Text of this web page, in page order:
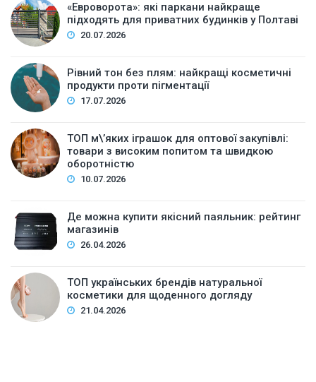
«Евроворота»: які паркани найкраще
підходять для приватних будинків у Полтаві
20.07.2026
Рівний тон без плям: найкращі косметичні
продукти проти пігментації
17.07.2026
ТОП м\’яких іграшок для оптової закупівлі:
товари з високим попитом та швидкою
оборотністю
10.07.2026
Де можна купити якісний паяльник: рейтинг
магазинів
26.04.2026
ТОП українських брендів натуральної
косметики для щоденного догляду
21.04.2026